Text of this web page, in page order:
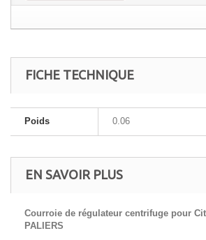
FICHE TECHNIQUE
Poids 0.06
EN SAVOIR PLUS
Courroie de régulateur centrifuge pour
PALIERS